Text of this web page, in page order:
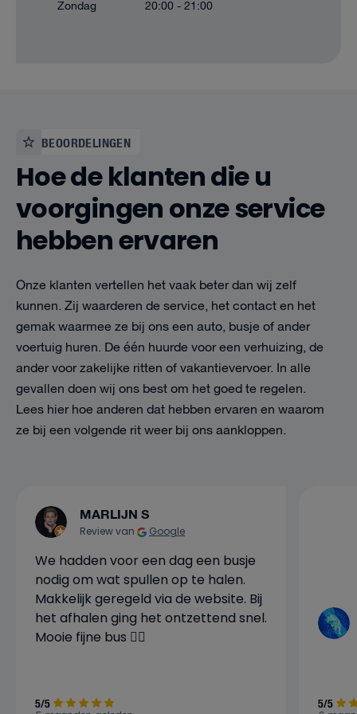
Zondag
20:00 - 21:00
BEOORDELINGEN
Hoe de klanten die u
voorgingen onze service
hebben ervaren
Onze klanten vertellen het vaak beter dan wij zelf
kunnen. Zij waarderen de service, het contact en het
gemak waarmee ze bij ons een auto, busje of ander
voertuig huren. De één huurde voor een verhuizing, de
ander voor zakelijke ritten of vakantievervoer. In alle
gevallen doen wij ons best om het goed te regelen.
Lees hier hoe anderen dat hebben ervaren en waarom
ze bij een volgende rit weer bij ons aankloppen.
MARLIJN S
Review van Google
We hadden voor een dag een busje
nodig om wat spullen op te halen.
Makkelijk geregeld via de website. Bij
het afhalen ging het ontzettend snel.
Mooie fijne bus 👍🏼
5/5 5/5